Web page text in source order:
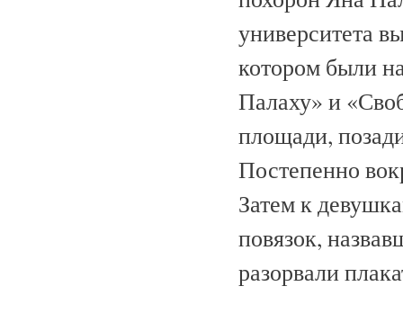
университета
котором были
Палаху» и
площади,
Постепенно
Затем к
повязок,
разорвали